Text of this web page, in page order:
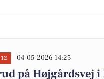
04-05-2026 14:25
på Højgårdsvej